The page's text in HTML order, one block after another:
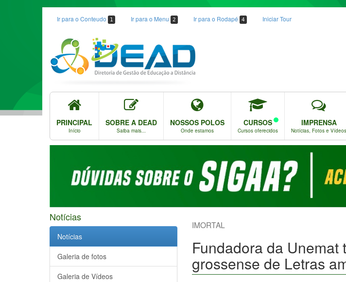
Ir para o Conteudo 1 Ir para o Menu 2 Ir para o Rodapé 4 Iniciar Tour
PRINCIPAL
Início
SOBRE A DEAD
Saiba mais...
NOSSOS POLOS
Onde estamos
CURSOS
Cursos oferecidos
IMPRENSA
Notícias, Fotos e Vídeos
Notícias
Notícias
Galeria de fotos
Galeria de Vídeos
IMORTAL
Fundadora da
grossense de Letras